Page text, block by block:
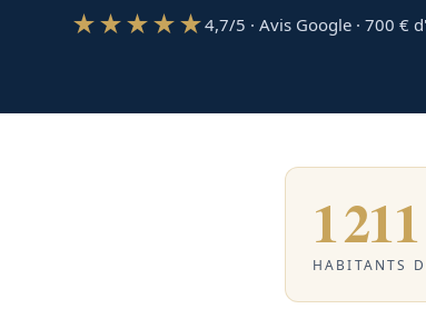
★★★★★4,7/5 · Avis Google · 700 €
1 211
HABITANTS